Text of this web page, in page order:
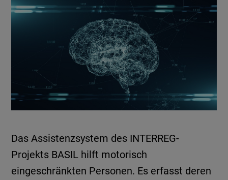
Das Assistenzsystem des INTERREG-
Projekts BASIL hilft motorisch
eingeschränkten Personen. Es erfasst deren